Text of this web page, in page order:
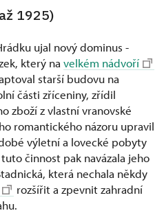
1925)
ujal nový dominus -
který na velkém nádvoří
starší budovu na
části zříceniny, zřídil
zboží z vlastní vranovské
romantického názoru upravil
výletní a lovecké pobyty
činnost pak navázala jeho
která nechala někdy
rozšířit a zpevnit zahradní